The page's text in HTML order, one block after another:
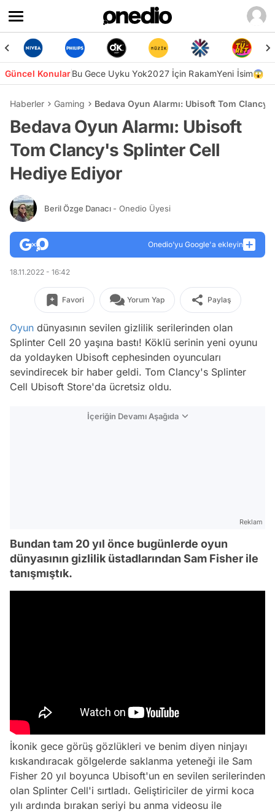
Güncel KonularBu Gece Uyku Yok2027 İçin RakamYeni İsim😱
Haberler Gaming Bedava Oyun Alarmı: Ubisoft Tom
Bedava Oyun Alarmı: Ubisoft
Tom Clancy's Splinter Cell
Hediye Ediyor
Beril Özge Danacı - Onedio Üyesi
Onedio’yu Google'a ekleyin
18.11.2022 - 16:42
Favori Yorum Yap Paylaş
Oyun dünyasının sevilen gizlilik serilerinden olan
Splinter Cell 20 yaşına bastı! Köklü serinin yeni oyunu
da yoldayken Ubisoft cephesinden oyuncuları
sevindirecek bir haber geldi. Tom Clancy's Splinter
Cell Ubisoft Store'da ücretsiz oldu.
İçeriğin Devamı Aşağıda
Reklam
Bundan tam 20 yıl önce bugünlerde oyun
dünyasının gizlilik üstadlarından Sam Fisher ile
tanışmıştık.
İkonik gece görüş gözlükleri ve benim diyen ninjayı
kıskandıracak gölgelerde saklanma yeteneği ile Sam
Fisher 20 yıl boyunca Ubisoft'un en sevilen serilerinden
olan Splinter Cell'i sırtladı. Geliştiriciler de yirmi koca
yılı ardında bırakan seriyi bu anma videosu ile